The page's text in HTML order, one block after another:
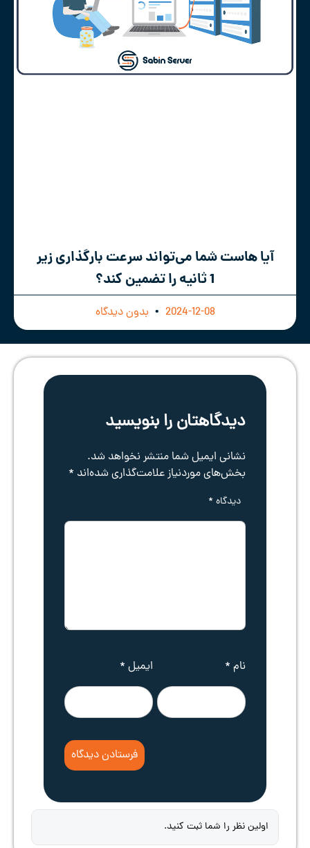
آیا هاست شما می‌تواند سرعت بارگذاری زیر
1 ثانیه را تضمین کند؟
2024-12-08 بدون دیدگاه
دیدگاهتان را بنویسید
نشانی ایمیل شما منتشر نخواهد شد.
بخش‌های موردنیاز علامت‌گذاری شده‌اند *
دیدگاه*
نام * ایمیل *
اولین نظر را شما ثبت کنید.